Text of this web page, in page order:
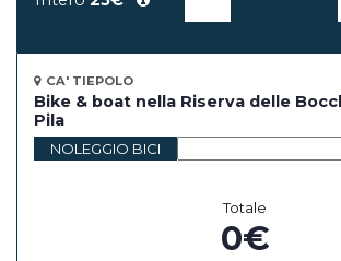
CA' TIEPOLO
Bike & boat nella Riserva delle
Pila
NOLEGGIO BICI
Totale
0€